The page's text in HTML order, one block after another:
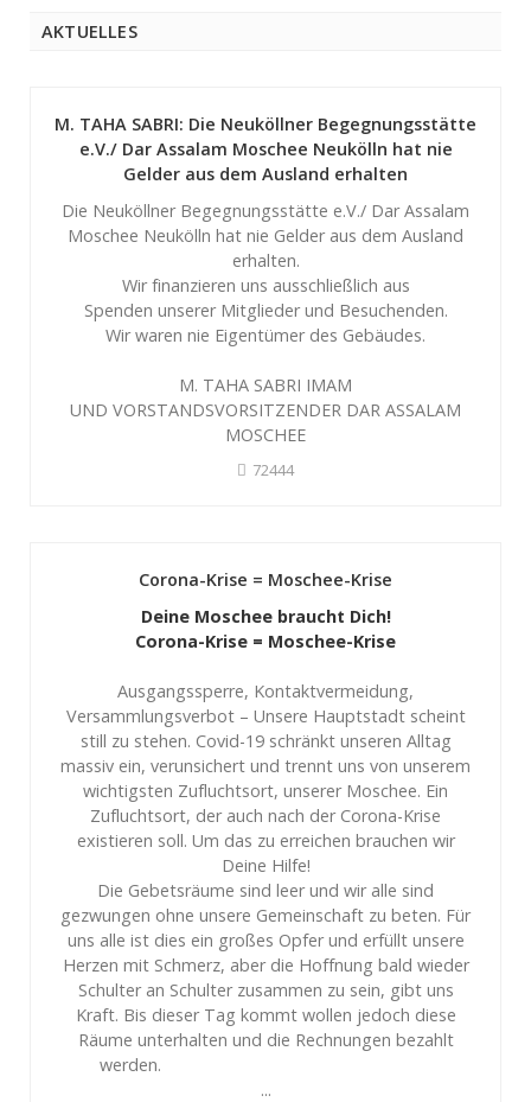
AKTUELLES
M. TAHA SABRI: Die Neuköllner Begegnungsstätte
e.V./ Dar Assalam Moschee Neukölln hat nie
Gelder aus dem Ausland erhalten
Die Neuköllner Begegnungsstätte e.V./ Dar Assalam
Moschee Neukölln hat nie Gelder aus dem Ausland
erhalten.
Wir finanzieren uns ausschließlich aus
Spenden unserer Mitglieder und Besuchenden.
Wir waren nie Eigentümer des Gebäudes.
M. TAHA SABRI IMAM
UND VORSTANDSVORSITZENDER DAR ASSALAM
MOSCHEE
72444
Corona-Krise = Moschee-Krise
Deine Moschee braucht Dich!
Corona-Krise = Moschee-Krise
Ausgangssperre, Kontaktvermeidung,
Versammlungsverbot – Unsere Hauptstadt scheint
still zu stehen. Covid-19 schränkt unseren Alltag
massiv ein, verunsichert und trennt uns von unserem
wichtigsten Zufluchtsort, unserer Moschee. Ein
Zufluchtsort, der auch nach der Corona-Krise
existieren soll. Um das zu erreichen brauchen wir
Deine Hilfe!
Die Gebetsräume sind leer und wir alle sind
gezwungen ohne unsere Gemeinschaft zu beten. Für
uns alle ist dies ein großes Opfer und erfüllt unsere
Herzen mit Schmerz, aber die Hoffnung bald wieder
Schulter an Schulter zusammen zu sein, gibt uns
Kraft. Bis dieser Tag kommt wollen jedoch diese
Räume unterhalten und die Rechnungen bezahlt
werden.
...